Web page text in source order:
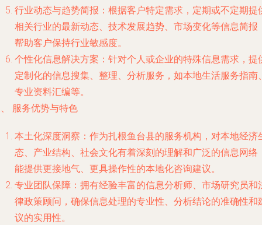
行业动态与趋势简报 ：根据客户特定需求，定期或不定期提
相关行业的最新动态、技术发展趋势、市场变化等信息简报
帮助客户保持行业敏感度。
个性化信息解决方案 ：针对个人或企业的特殊信息需求，提
定制化的信息搜集、整理、分析服务，如本地生活服务指南
专业资料汇编等。
服务优势与特色
本土化深度洞察 ：作为扎根鱼台县的服务机构，对本地经济
态、产业结构、社会文化有着深刻的理解和广泛的信息网络
能提供更接地气、更具操作性的本地化咨询建议。
专业团队保障 ：拥有经验丰富的信息分析师、市场研究员和
律政策顾问，确保信息处理的专业性、分析结论的准确性和
议的实用性。